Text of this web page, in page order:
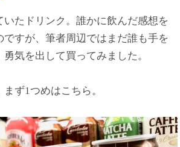
いたドリンク。誰かに飲んだ感想を
ですが、筆者周辺ではまだ誰も手を
気を出して買ってみました。
ず1つめはこちら。